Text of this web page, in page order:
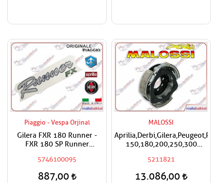
Piaggio - Vespa Orjinal
Gilera FXR 180 Runner -
FXR 180 SP Runner
5746100095
887,00
MALOSSI
150,180,200,250,300
Debriyaj Balatası
5211821
13.086,00